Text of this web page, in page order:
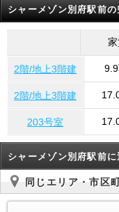
シャーメゾン別府駅前の
2階/地上3階建
2階/地上3階建
203号室
シャーメゾン別府駅前
同じエリア・市区